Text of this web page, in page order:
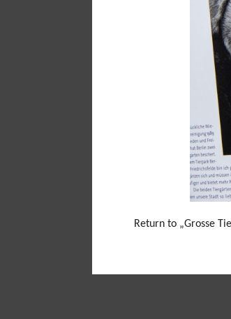
Return to „Grosse